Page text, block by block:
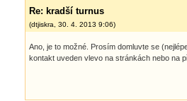
Re: kradší turnus
(dtjiskra, 30. 4. 2013 9:06)
Ano, je to možné. Prosím domluvte se
kontakt uveden vlevo na stránkách nebo na